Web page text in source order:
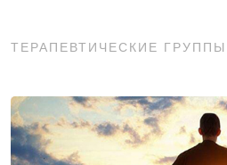
ТЕРАПЕВТИЧЕСКИЕ ГРУППЫ